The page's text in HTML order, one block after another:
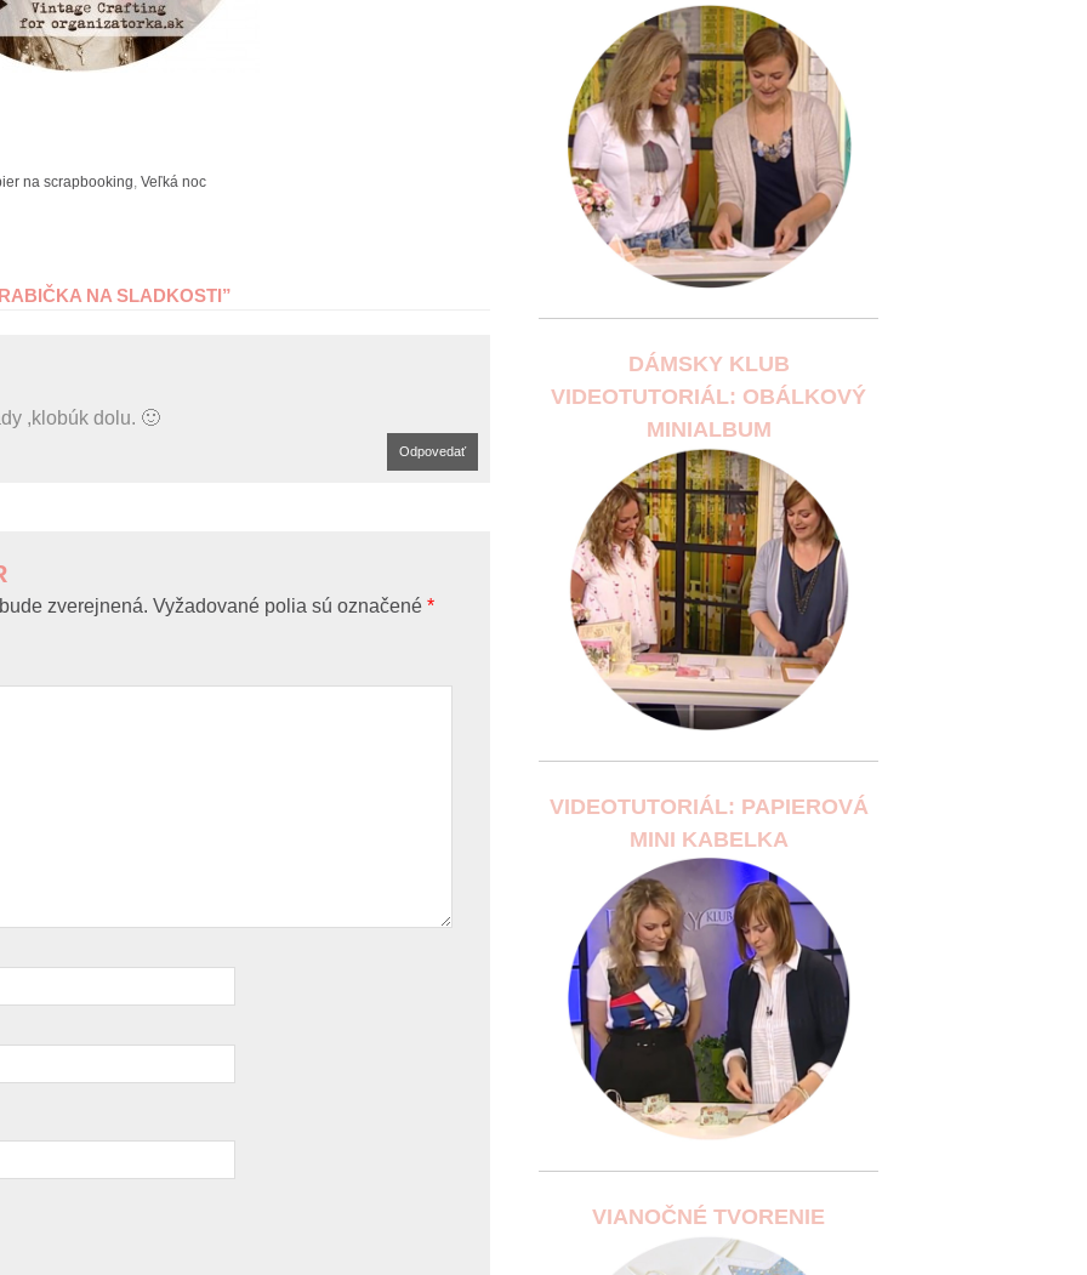
na scrapbooking Veľká noc
NA SLADKOSTI”
,klobúk dolu. 🙂
Odpovedať
zverejnená. Vyžadované polia sú označené *
DÁMSKY KLUB
VIDEOTUTORIÁL: OBÁLKOVÝ
MINIALBUM
VIDEOTUTORIÁL: PAPIEROVÁ
MINI KABELKA
VIANOČNÉ TVORENIE